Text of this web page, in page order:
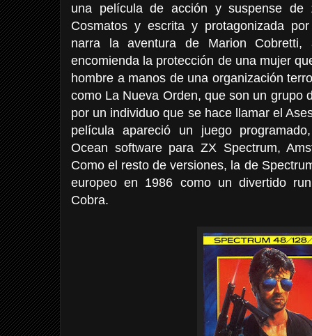
una película de acción y suspense de
Cosmatos y escrita y protagonizada
narra la aventura de Marion
encomienda la protección de una mujer
hombre a manos de una organización
como La Nueva Orden, que son un grupo
por un individuo que se hace llamar el
película apareció un juego
Ocean software para ZX Spectrum,
Como el resto de versiones, la de
europeo en 1986 como un divertido
Cobra.